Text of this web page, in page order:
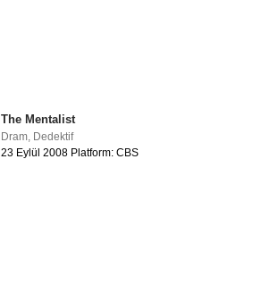
The Mentalist
Dram, Dedektif
23 Eylül 2008 Platform: CBS